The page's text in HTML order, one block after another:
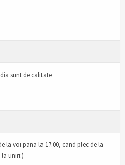
sunt de calitate
la voi pana la 17:00, cand plec de la
uniri:)